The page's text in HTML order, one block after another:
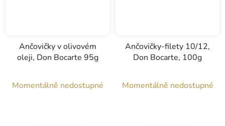
Ančovičky v olivovém
oleji, Don Bocarte 95g
Momentálně nedostupné
Ančovičky-filety 10/12,
Don Bocarte, 100g
Momentálně nedostupné